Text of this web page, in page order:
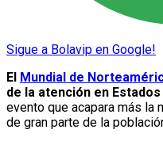
Sigue a Bolavip en Google!
El Mundial de
de la atención en Estados
evento que acapara más la
de gran parte de la